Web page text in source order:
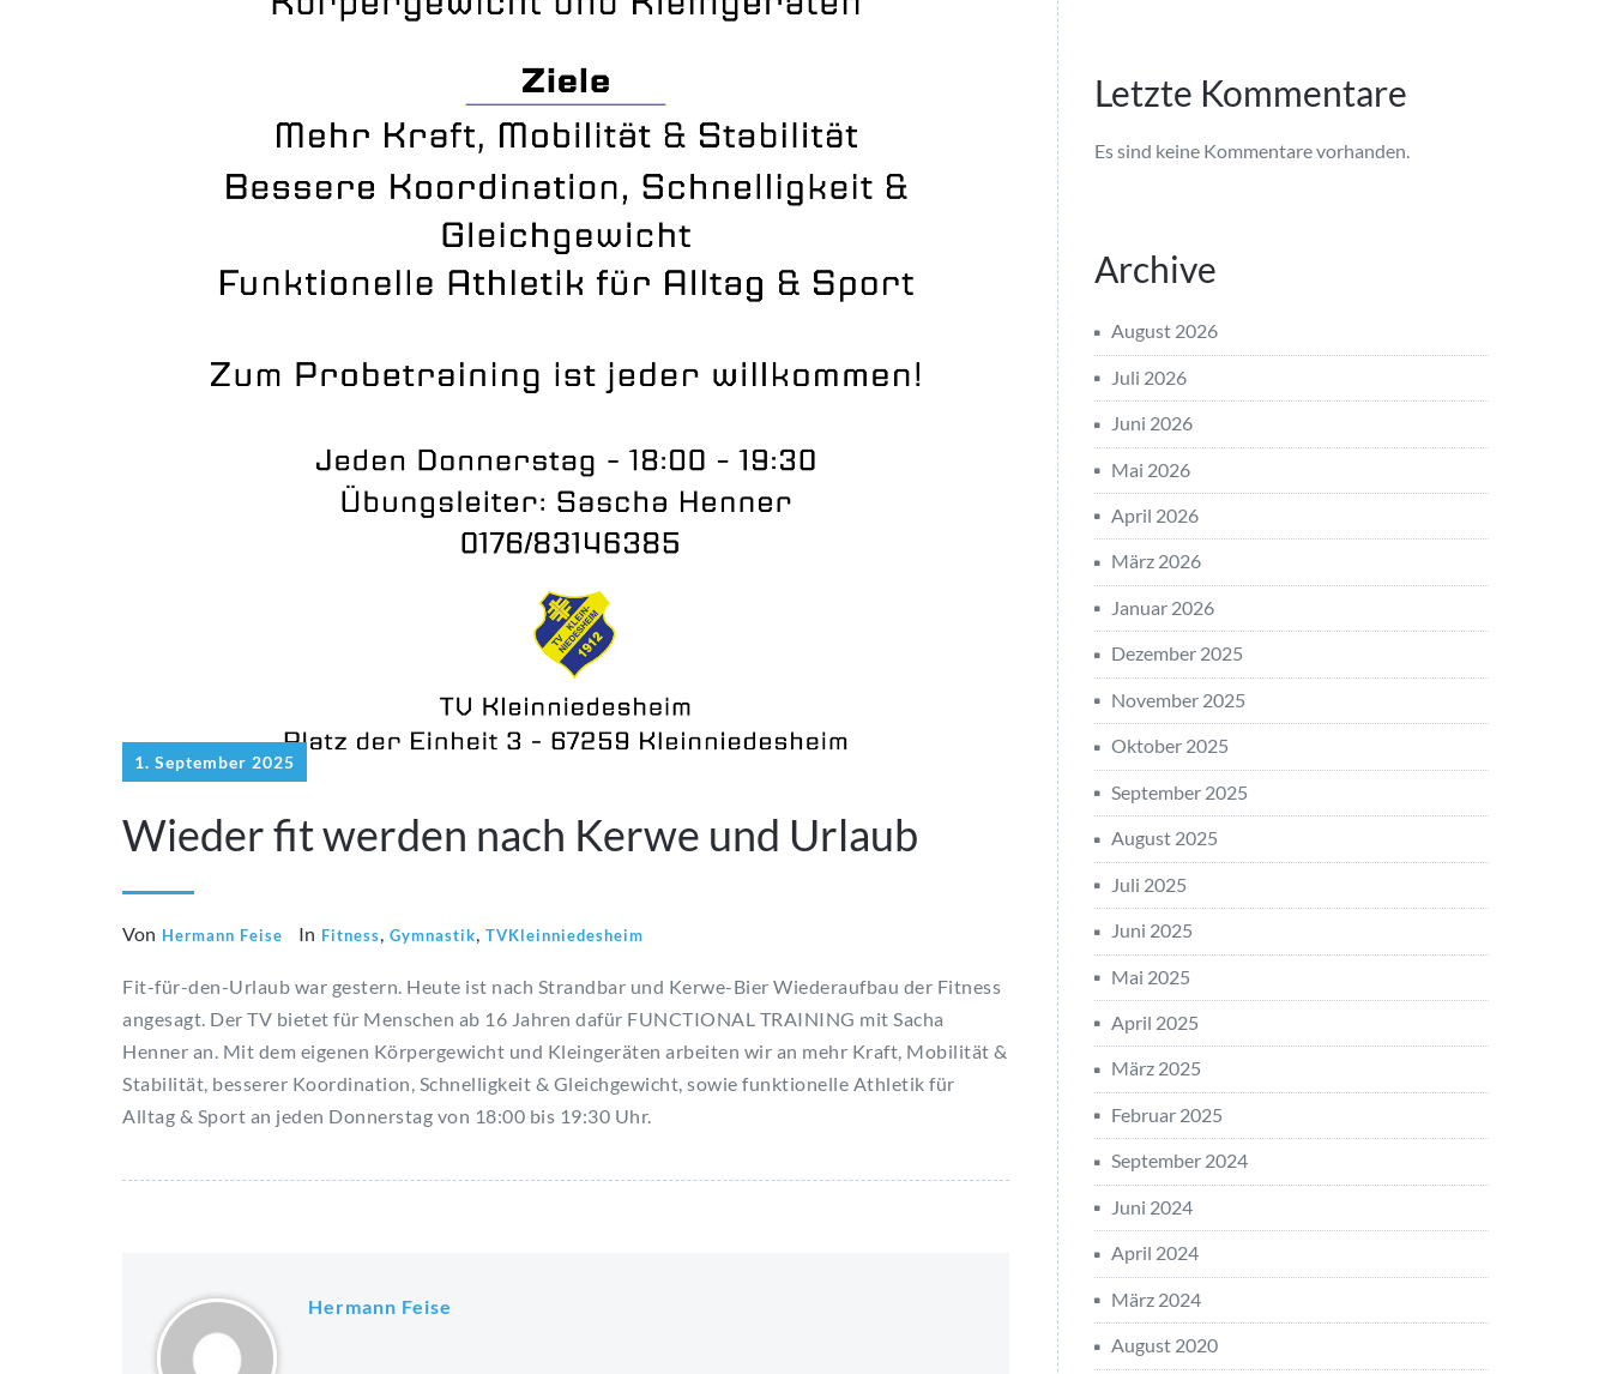
1. September 2025
Wieder fit werden nach Kerwe und Urlaub
Von Hermann Feise In Fitness Gymnastik TVKleinniedesheim
Fit-für-den-Urlaub war gestern. Heute ist nach Strandbar und Kerwe-Bier Wiederaufbau der Fitness
angesagt. Der TV bietet für Menschen ab 16 Jahren dafür FUNCTIONAL TRAINING mit Sacha
Henner an. Mit dem eigenen Körpergewicht und Kleingeräten arbeiten wir an mehr Kraft, Mobilität &
Stabilität, besserer Koordination, Schnelligkeit & Gleichgewicht, sowie funktionelle Athletik für
Alltag & Sport an jeden Donnerstag von 18:00 bis 19:30 Uhr.
Hermann Feise
Letzte Kommentare
Es sind keine Kommentare vorhanden.
Archive
August 2026
Juli 2026
Juni 2026
Mai 2026
April 2026
März 2026
Januar 2026
Dezember 2025
November 2025
Oktober 2025
September 2025
August 2025
Juli 2025
Juni 2025
Mai 2025
April 2025
März 2025
Februar 2025
September 2024
Juni 2024
April 2024
März 2024
August 2020